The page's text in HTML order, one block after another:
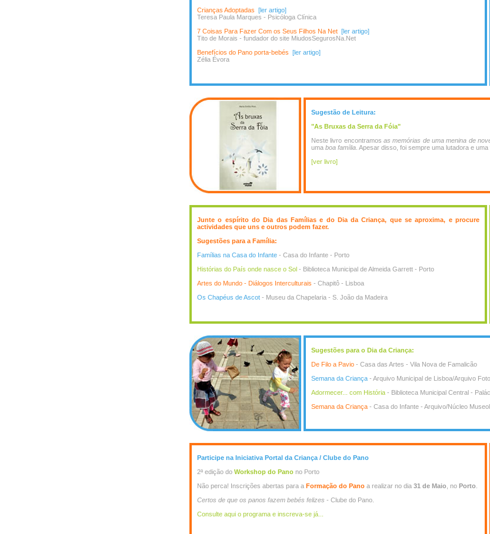
Crianças Adoptadas [ler artigo]
Teresa Paula Marques - Psicóloga Clínica
7 Coisas Para Fazer Com os Seus Filhos Na Net [ler artigo]
Tito de Morais - fundador do site MiudosSegurosNa.Net
Benefícios do Pano porta-bebés [ler artigo]
Zélia Évora
Sugestão de Leitura:
"As Bruxas da Serra da Fóia"
Neste livro encontramosas memórias de uma menina de
uma boa família . Apesar disso, foi sempre uma lutadora e
[ver livro]
Junte o espírito do Dia das Famílias e do Dia da Criança, que se aproxima, e procure
actividades que uns e outros podem fazer.
Sugestões para a Família:
Famílias na Casa do Infante - Casa do Infante - Porto
Histórias do País onde nasce o Sol - Biblioteca Municipal de Almeida Garrett - Porto
Artes do Mundo - Diálogos Interculturais - Chapitô - Lisboa
Os Chapéus de Ascot - Museu da Chapelaria - S. João da Madeira
Sugestões para o Dia da Criança:
De Filo a Pavio - Casa das Artes - Vila Nova de Famalicão
Semana da Criança - Arquivo Municipal de Lisboa/Arquivo
Adormecer... com História - Biblioteca Municipal Central -
Semana da Criança - Casa do Infante - Arquivo/Núcleo
Participe na Iniciativa Portal da Criança / Clube do Pano
2ª edição do Workshop do Pano no Porto
Não perca! Inscrições abertas para a Formação do Pano a realizar no dia 31 de Maio , no Porto
Certos de que os panos fazem bebés felizes - Clube do Pano.
Consulte aqui o programa e inscreva-se já...